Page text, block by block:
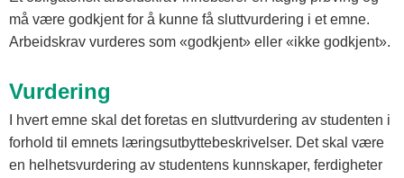
må være godkjent for å kunne få sluttvurdering i et emne.
Arbeidskrav vurderes som «godkjent» eller «ikke godkjent».
Vurdering
I hvert emne skal det foretas en sluttvurdering av studenten i
forhold til emnets læringsutbyttebeskrivelser. Det skal være
en helhetsvurdering av studentens kunnskaper, ferdigheter